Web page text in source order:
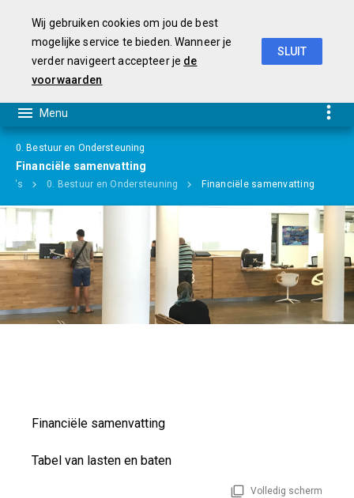
0. Bestuur en Ondersteuning
Financiële samenvatting
0. Bestuur en Ondersteuning Financiële samenvatting
Financiële samenvatting
Tabel van lasten en baten
Volledig scherm
Wij gebruiken cookies om jou de best
mogelijke service te bieden. Wanneer je
verder navigeert accepteer je de
voorwaarden
SLUIT